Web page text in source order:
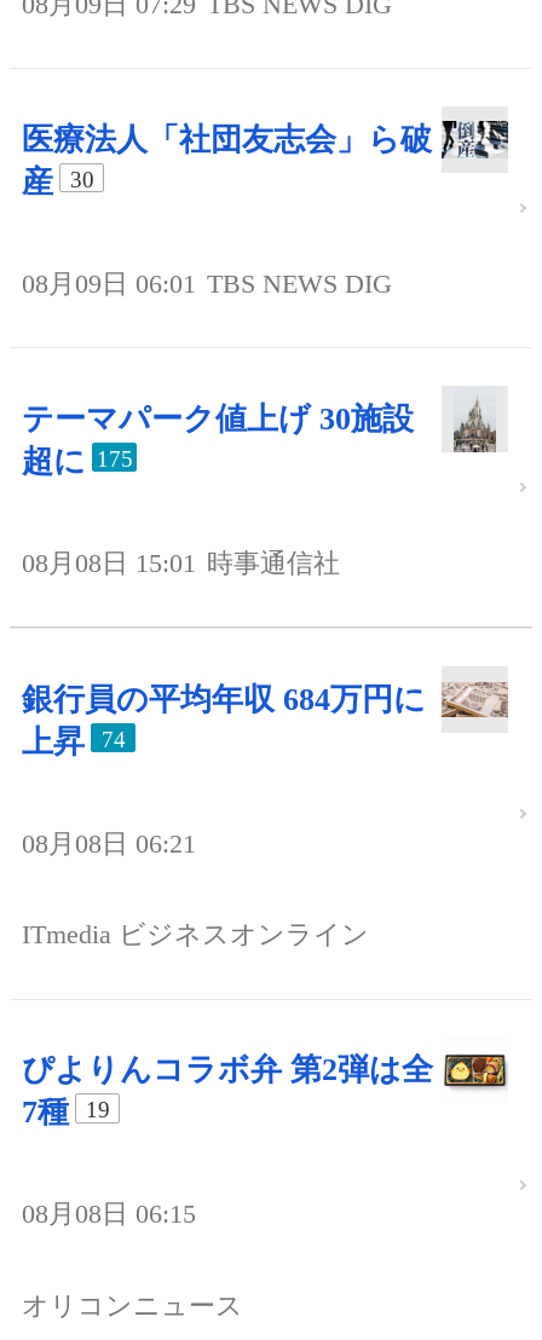
医療法人「社団友志会」ら破
産
30
08月09日 06:01 TBS NEWS DIG
テーマパーク値上げ 30施設
超に 175
08月08日 15:01 時事通信社
銀行員の平均年収 684万円に
上昇
74
08月08日 06:21
ITmedia ビジネスオンライン
ぴよりんコラボ弁 第2弾は全
7種
19
08月08日 06:15
オリコンニュース